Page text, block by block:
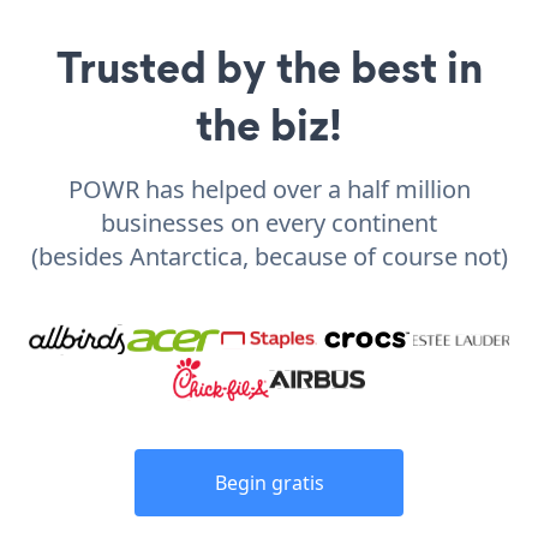
Trusted by the best in
the biz!
POWR has helped over a half million
businesses on every continent
(besides Antarctica, because of course not)
Begin gratis